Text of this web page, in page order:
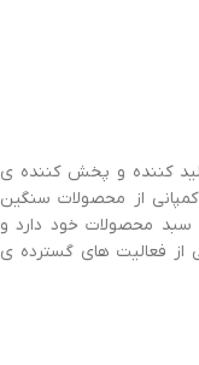
کننده و پخش کننده ی
از محصولات سنگین
سبد محصولات خود دارد و
از فعالیت های گسترده ی